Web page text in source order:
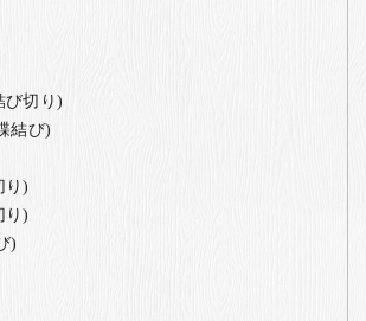
び切り)
結び)
り)
り)
)